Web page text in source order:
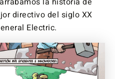
directivo del siglo XX
Electric.